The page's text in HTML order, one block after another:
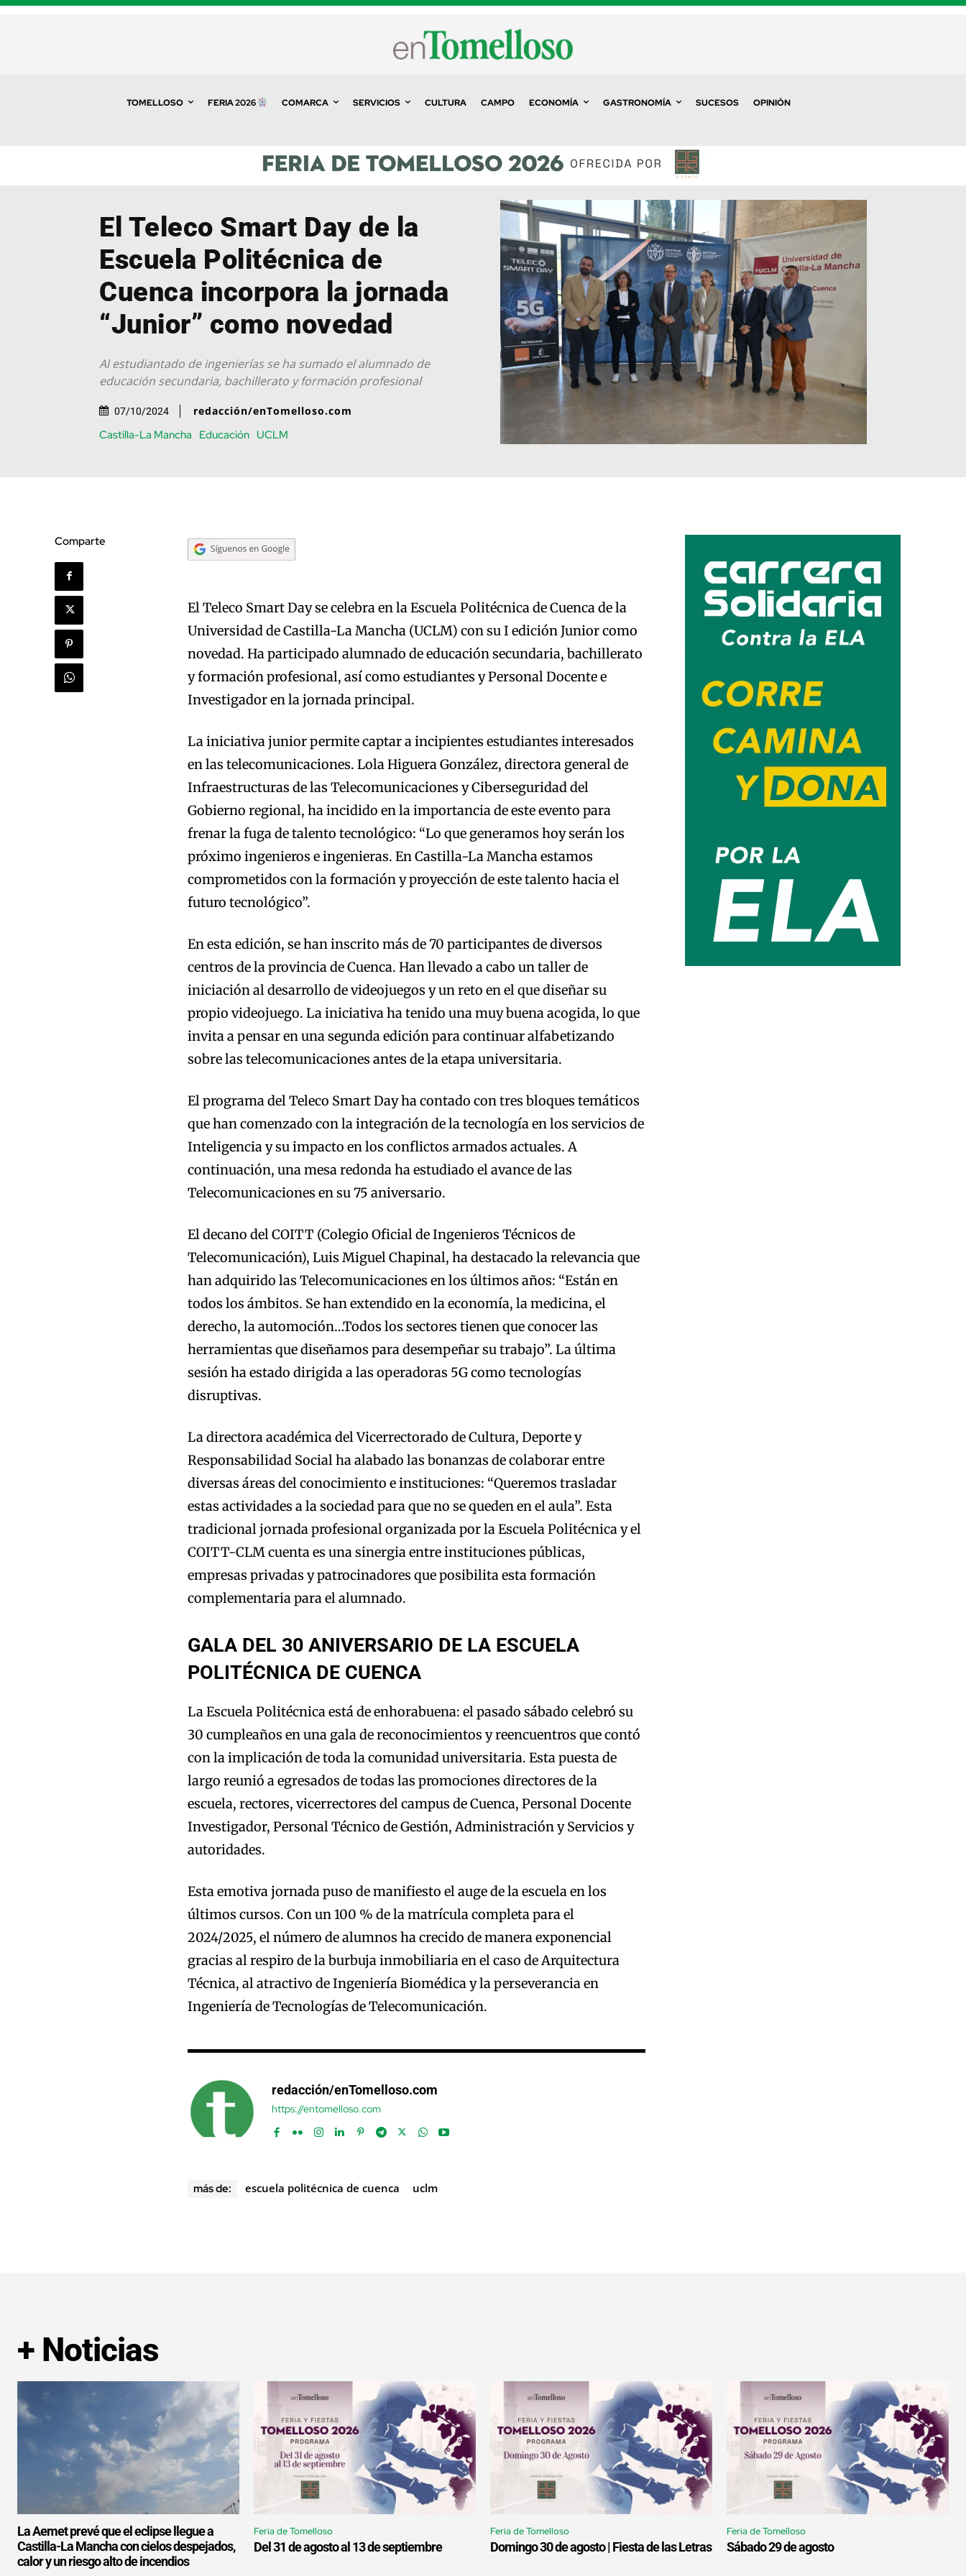
TOMELLOSO FERIA 2026 COMARCA SERVICIOS CULTURA CAMPO ECONOMÍA GASTRONOMÍA SUCESOS OPINIÓN
El Teleco Smart Day de la
Escuela Politécnica de
Cuenca incorpora la jornada
“Junior” como novedad
Al estudiantado de ingenierías se ha sumado el alumnado de
educación secundaria, bachillerato y formación profesional
07/10/2024 redacción/enTomelloso.com
Castilla-La Mancha Educación UCLM
Comparte
El Teleco Smart Day se celebra en la Escuela Politécnica de Cuenca de la
Universidad de Castilla-La Mancha (UCLM) con su I edición Junior como
novedad. Ha participado alumnado de educación secundaria, bachillerato
y formación profesional, así como estudiantes y Personal Docente e
Investigador en la jornada principal.
La iniciativa junior permite captar a incipientes estudiantes interesados
en las telecomunicaciones. Lola Higuera González, directora general de
Infraestructuras de las Telecomunicaciones y Ciberseguridad del
Gobierno regional, ha incidido en la importancia de este evento para
frenar la fuga de talento tecnológico: “Lo que generamos hoy serán los
próximo ingenieros e ingenieras. En Castilla-La Mancha estamos
comprometidos con la formación y proyección de este talento hacia el
futuro tecnológico”.
En esta edición, se han inscrito más de 70 participantes de diversos
centros de la provincia de Cuenca. Han llevado a cabo un taller de
iniciación al desarrollo de videojuegos y un reto en el que diseñar su
propio videojuego. La iniciativa ha tenido una muy buena acogida, lo que
invita a pensar en una segunda edición para continuar alfabetizando
sobre las telecomunicaciones antes de la etapa universitaria.
El programa del Teleco Smart Day ha contado con tres bloques temáticos
que han comenzado con la integración de la tecnología en los servicios de
Inteligencia y su impacto en los conflictos armados actuales. A
continuación, una mesa redonda ha estudiado el avance de las
Telecomunicaciones en su 75 aniversario.
El decano del COITT (Colegio Oficial de Ingenieros Técnicos de
Telecomunicación), Luis Miguel Chapinal, ha destacado la relevancia que
han adquirido las Telecomunicaciones en los últimos años: “Están en
todos los ámbitos. Se han extendido en la economía, la medicina, el
derecho, la automoción…Todos los sectores tienen que conocer las
herramientas que diseñamos para desempeñar su trabajo”. La última
sesión ha estado dirigida a las operadoras 5G como tecnologías
disruptivas.
La directora académica del Vicerrectorado de Cultura, Deporte y
Responsabilidad Social ha alabado las bonanzas de colaborar entre
diversas áreas del conocimiento e instituciones: “Queremos trasladar
estas actividades a la sociedad para que no se queden en el aula”. Esta
tradicional jornada profesional organizada por la Escuela Politécnica y el
COITT-CLM cuenta es una sinergia entre instituciones públicas,
empresas privadas y patrocinadores que posibilita esta formación
complementaria para el alumnado.
GALA DEL 30 ANIVERSARIO DE LA ESCUELA
POLITÉCNICA DE CUENCA
La Escuela Politécnica está de enhorabuena: el pasado sábado celebró su
30 cumpleaños en una gala de reconocimientos y reencuentros que contó
con la implicación de toda la comunidad universitaria. Esta puesta de
largo reunió a egresados de todas las promociones directores de la
escuela, rectores, vicerrectores del campus de Cuenca, Personal Docente
Investigador, Personal Técnico de Gestión, Administración y Servicios y
autoridades.
Esta emotiva jornada puso de manifiesto el auge de la escuela en los
últimos cursos. Con un 100 % de la matrícula completa para el
2024/2025, el número de alumnos ha crecido de manera exponencial
gracias al respiro de la burbuja inmobiliaria en el caso de Arquitectura
Técnica, al atractivo de Ingeniería Biomédica y la perseverancia en
Ingeniería de Tecnologías de Telecomunicación.
redacción/enTomelloso.com
https://entomelloso.com
más de: escuela politécnica de cuenca uclm
+ Noticias
La Aemet prevé que el eclipse llegue a
Castilla-La Mancha con cielos despejados,
calor y un riesgo alto de incendios
Feria de Tomelloso
Del 31 de agosto al 13 de septiembre
Feria de Tomelloso
Domingo 30 de agosto | Fiesta de las Letras
Feria de Tomelloso
Sábado 29 de agosto